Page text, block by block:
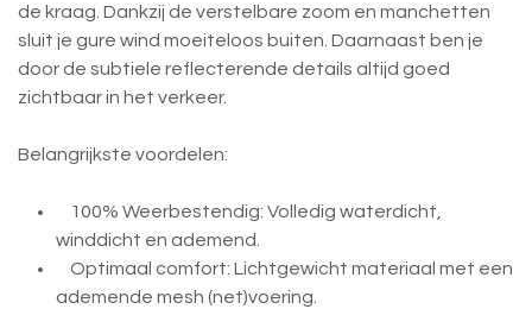
de kraag. Dankzij de verstelbare zoom en manchetten
sluit je gure wind moeiteloos buiten. Daarnaast ben je
door de subtiele reflecterende details altijd goed
zichtbaar in het verkeer.
Belangrijkste voordelen:
100% Weerbestendig: Volledig waterdicht,
winddicht en ademend.
Optimaal comfort: Lichtgewicht materiaal met een
ademende mesh (net)voering.